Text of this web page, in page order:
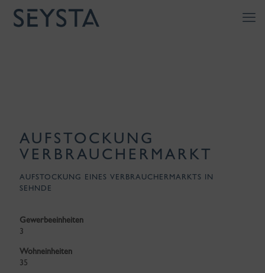
AUFSTOCKUNG
VERBRAUCHERMARKT
AUFSTOCKUNG EINES VERBRAUCHERMARKTS IN
SEHNDE
Gewerbeeinheiten
3
Wohneinheiten
35